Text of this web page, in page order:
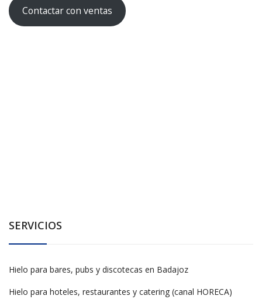
Contactar con ventas
SERVICIOS
Hielo para bares, pubs y discotecas en Badajoz
Hielo para hoteles, restaurantes y catering (canal HORECA)